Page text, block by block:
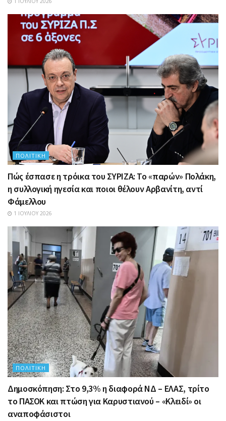
ΠΟΛΙΤΙΚΉ
Πώς έσπασε η τρόικα του ΣΥΡΙΖΑ: Το «παρών» Πολάκη,
η συλλογική ηγεσία και ποιοι θέλουν Αρβανίτη, αντί
Φάμελλου
1 ΙΟΥΛΊΟΥ 2026
ΠΟΛΙΤΙΚΉ
Δημοσκόπηση: Στο 9,3% η διαφορά ΝΔ – ΕΛΑΣ, τρίτο
το ΠΑΣΟΚ και πτώση για Καρυστιανού – «Κλειδί» οι
αναποφάσιστοι